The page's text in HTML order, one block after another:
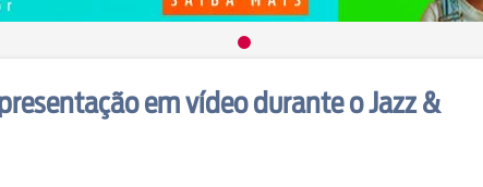
em vídeo durante o Jazz &